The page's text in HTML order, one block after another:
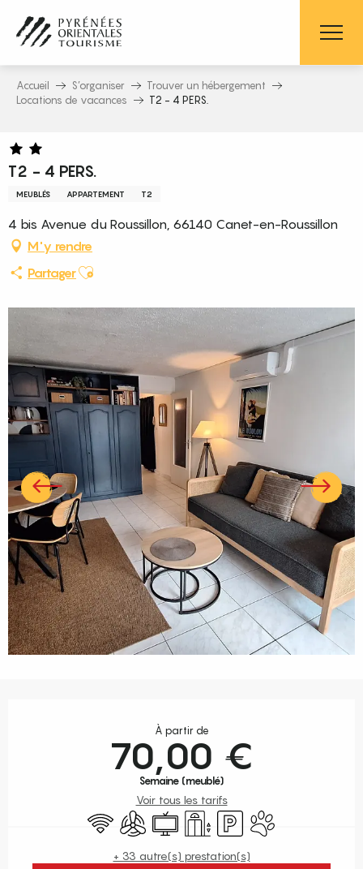
contenu
principal
Accueil S’organiser
Trouver un hébergement
Locations de vacances
T2 - 4 PERS.
T2 - 4 PERS.
MEUBLÉS APPARTEMENT T2
4 bis Avenue du Roussillon, 66140 Canet-en-Roussillon
M'y rendre
PartagerAjouter aux favoris
À partir de
70,00 €
Semaine (meublé)
Voir tous les tarifs
WiFi Air conditionné
TélévisionAscenseur
ParkingAnimaux acceptés
+ 33 autre(s) prestation(s)